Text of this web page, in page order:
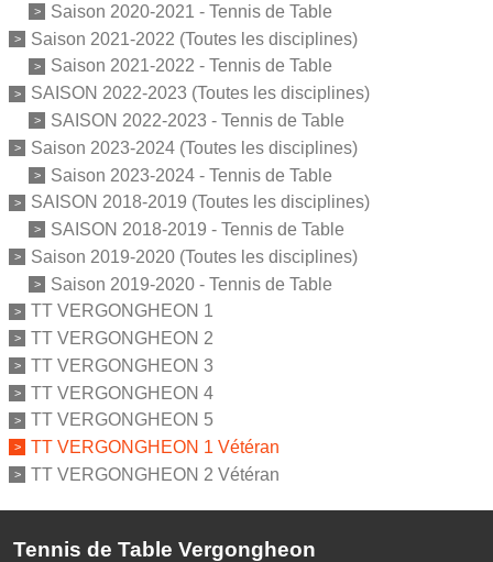
Saison 2020-2021 - Tennis de Table
Saison 2021-2022 (Toutes les disciplines)
Saison 2021-2022 - Tennis de Table
SAISON 2022-2023 (Toutes les disciplines)
SAISON 2022-2023 - Tennis de Table
Saison 2023-2024 (Toutes les disciplines)
Saison 2023-2024 - Tennis de Table
SAISON 2018-2019 (Toutes les disciplines)
SAISON 2018-2019 - Tennis de Table
Saison 2019-2020 (Toutes les disciplines)
Saison 2019-2020 - Tennis de Table
TT VERGONGHEON 1
TT VERGONGHEON 2
TT VERGONGHEON 3
TT VERGONGHEON 4
TT VERGONGHEON 5
TT VERGONGHEON 1 Vétéran
TT VERGONGHEON 2 Vétéran
Tennis de Table Vergongheon